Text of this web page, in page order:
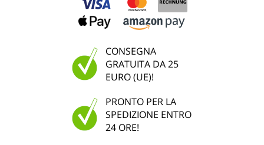
CONSEGNA
GRATUITA DA 25
EURO (UE)!
PRONTO PER LA
SPEDIZIONE ENTRO
24 ORE!